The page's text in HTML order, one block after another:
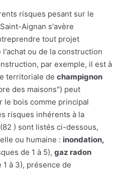
risques pesant sur le
Aignan s'avère
tout projet
ou de la construction
par exemple, il est à
territoriale de champignon
des maisons") peut
bois comme principal
risques inhérents à la
) sont listés ci-dessous,
ou humaine : inondation,
de 1 à 5), gaz radon
à 3), présence de